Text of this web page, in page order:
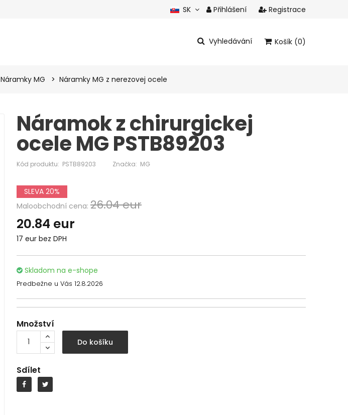
SK Přihlášení Registrace
Vyhledávání Košík (0)
Náramky MG Náramky MG z nerezovej ocele
Náramok z chirurgickej
ocele MG PSTB89203
Kód produktu: PSTB89203 Značka: MG
SLEVA 20%
Maloobchodní cena: 26.04 eur
20.84 eur
17 eur bez DPH
Skladom na e-shope
Predbežne u Vás 12.8.2026
Množství
Do košíku
Sdílet